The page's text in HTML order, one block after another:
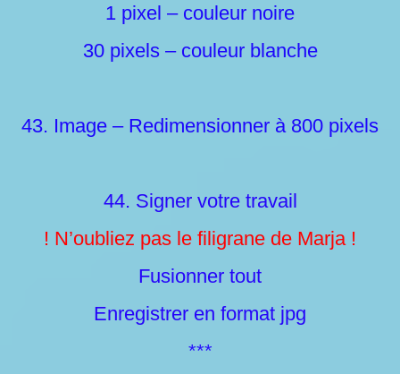
1 pixel – couleur noire
30 pixels – couleur blanche
43. Image – Redimensionner à 800 pixels
44. Signer votre travail
! N’oubliez pas le filigrane de Marja !
Fusionner tout
Enregistrer en format jpg
***